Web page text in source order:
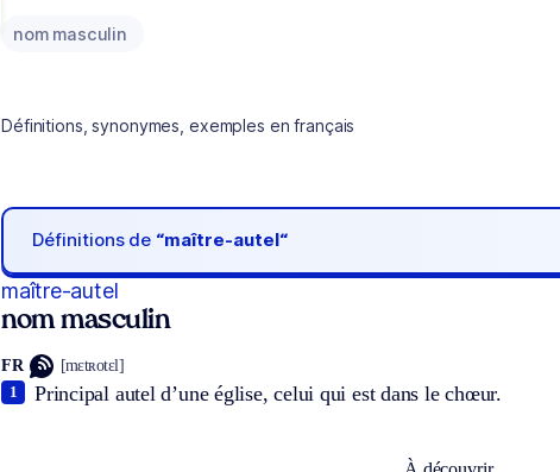
nom masculin
Définitions, synonymes, exemples en français
Définitions de “maître-autel“
maître-autel
nom masculin
FR [mɛtʀotɛl]
Principal autel d’une église, celui qui est dans le chœur.
1